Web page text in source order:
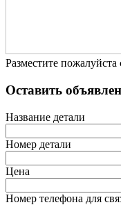
Разместите пожалуйста
Оставить
Название детали
Номер детали
Цена
Номер телефона для